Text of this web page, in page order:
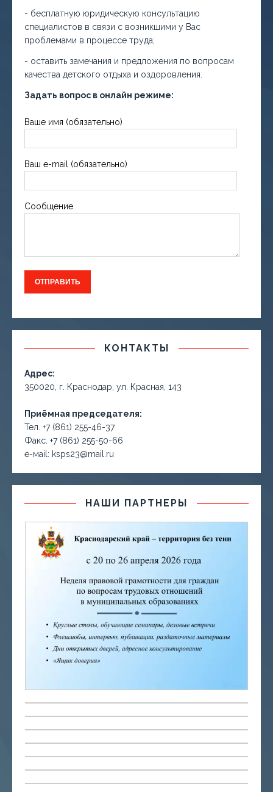
- бесплатную юридическую консультацию
специалистов в связи с возникшими у Вас
проблемами в процессе труда;
- оставить замечания и предложения по вопросам
качества детского отдыха и оздоровления.
Задать вопрос в онлайн режиме:
Ваше имя (обязательно)
Ваш e-mail (обязательно)
Сообщение
КОНТАКТЫ
Адрес:
350020, г. Краснодар, ул. Красная, 143
Приёмная председателя:
Тел. +7 (861) 255-46-37
Факс. +7 (861) 255-50-66
е-маil: ksps23@mail.ru
НАШИ ПАРТНЕРЫ